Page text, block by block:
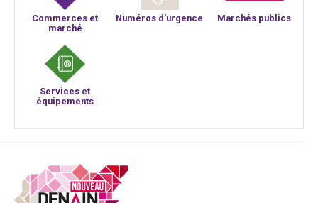
Commerces et
marché
Numéros d'urgence Marchés publics
Services et
équipements